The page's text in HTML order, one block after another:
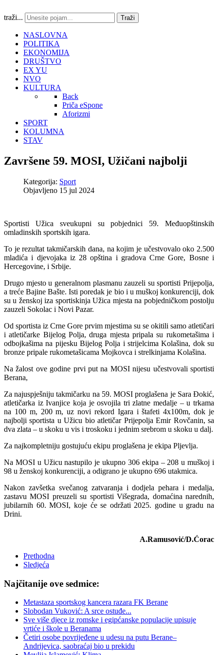
traži... Traži
NASLOVNA
POLITIKA
EKONOMIJA
DRUŠTVO
EX YU
NVO
KULTURA
Back
Priča eSpone
Aforizmi
SPORT
KOLUMNA
STAV
Završene 59. MOSI, Užičani najbolji
Kategorija: Sport
Objavljeno 15 jul 2024
Sportisti Užica sveukupni su pobjednici 59. Međuopštinskih
omladinskih sportskih igara.
To je rezultat takmičarskih dana, na kojim je učestvovalo oko 2.500
mladića i djevojaka iz 28 opština i gradova Crne Gore, Bosne i
Hercegovine, i Srbije.
Drugo mjesto u generalnom plasmanu zauzeli su sportisti Prijepolja,
a treće Bajine Bašte. Isti poredak je bio i u muškoj konkurenciji, dok
su u ženskoj iza sportiskinja Užica mjesta na pobjedničkom postolju
zauzeli Sokolac i Novi Pazar.
Od sportista iz Crne Gore prvim mjestima su se okitili samo atletičari
i atletičarke Bijelog Polja, druga mjesta pripala su rukometašima i
odbojkašima na pijesku Bijelog Polja i strijelcima Kolašina, dok su
bronze pripale rukometašicama Mojkovca i strelkinjama Kolašina.
Na žalost ove godine prvi put na MOSI nijesu učestvovali sportisti
Berana,
Za najuspješniju takmičarku na 59. MOSI proglašena je Sara Đokić,
atletičarka iz Ivanjice koja je osvojila tri zlatne medalje – u trkama
na 100 m, 200 m, uz novi rekord Igara i štafeti 4x100m, dok je
najbolji sportista u Užicu bio atletičar Prijepolja Emir Rovčanin, sa
dva zlata – u skoku u vis i troskoku i jednim srebrom u skoku u dalj.
Za najkompletniju gostujuću ekipu proglašena je ekipa Pljevlja.
Na MOSI u Užicu nastupilo je ukupno 306 ekipa – 208 u muškoj i
98 u ženskoj konkurenciji, a odigrano je ukupno 696 utakmica.
Nakon zavšetka svečanog zatvaranja i dodjela pehara i medalja,
zastavu MOSI preuzeli su sportisti Višegrada, domaćina narednih,
jubilarnih 60. MOSI, koje će se održati 2025. godine u gradu na
Drini.
A.Ramusović/D.Ćorac
Prethodna
Sledjeća
Najčitanije ove sedmice:
Metastaza sportskog kancera razara FK Berane
Slobodan Vuković: A srce ostuđe...
Sve više djece iz romske i egipćanske populacije upisuje
vrtiće i škole u Beranama
Četiri osobe povrijeđene u udesu na putu Berane–
Andrijevica, saobraćaj bio u prekidu